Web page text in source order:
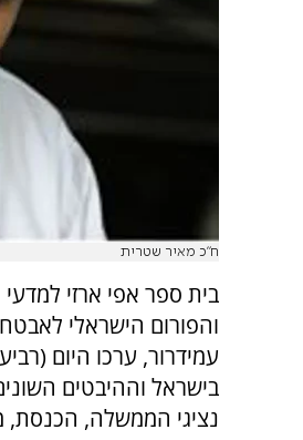
ח"כ מאיר שטרית
בית ספר אפי ארזי
והפורום הישראלי
עמידרור, ערכו היום
בישראל וההיבטים
נציגי הממשלה, הכנסת,